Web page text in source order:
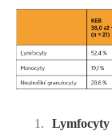
Lymfocyty